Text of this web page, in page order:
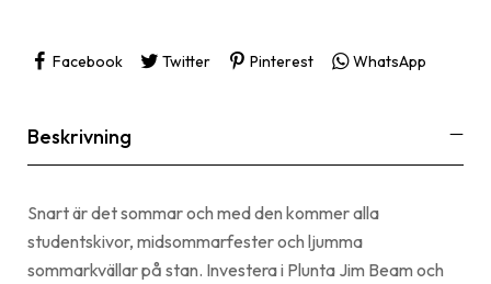
Facebook Twitter Pinterest WhatsApp
Beskrivning
Snart är det sommar och med den kommer alla
studentskivor, midsommarfester och ljumma
sommarkvällar på stan. Investera i Plunta Jim Beam och